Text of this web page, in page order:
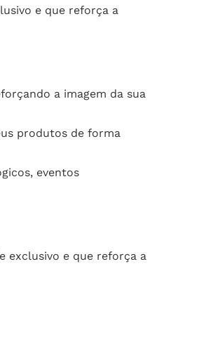
e que reforça a
a imagem da sua
produtos de forma
eventos
exclusivo e que reforça a